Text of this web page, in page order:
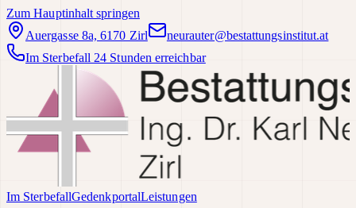
Zum Hauptinhalt springen
Auergasse 8a, 6170 Zirl
neurauter@bestattungsinstitut.at
Im Sterbefall 24 Stunden erreichbar
Im SterbefallGedenkportalLeistungen